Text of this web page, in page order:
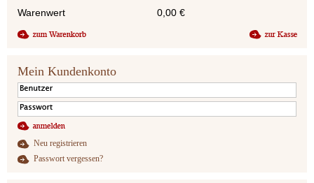
Warenwert
0,00 €
Mein Kundenkonto
Neu registrieren
Passwort vergessen?